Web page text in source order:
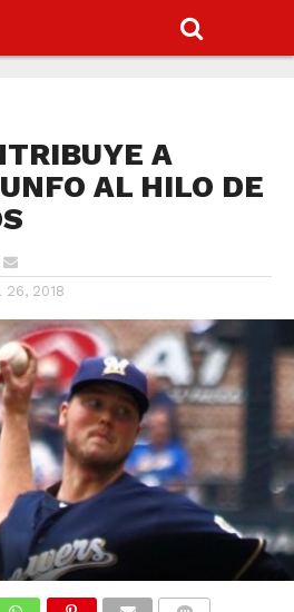
A
AL HILO DE
26, 2018